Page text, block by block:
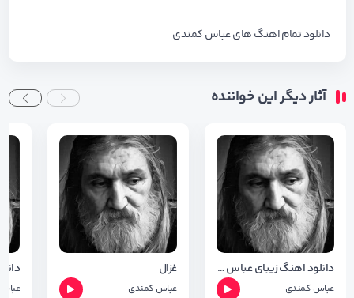
دانلود تمام اهنگ هایعباس کمندی
آثار دیگر این خواننده
دانلود اهنگ زیبای عباس کمندی بنام غزال با کیفیت 320
عباس کمندی
غزال
عباس کمندی